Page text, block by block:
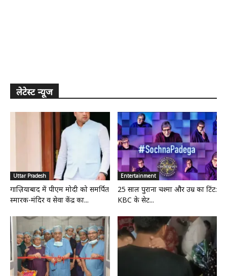
लेटेस्ट न्यूज
Uttar Pradesh
गाज़ियाबाद में पीएम मोदी को समर्पित
स्मारक-मंदिर व सेवा केंद्र का...
Entertainment
25 साल पुराना चश्मा और उम्र का टिंट:
KBC के सेट...